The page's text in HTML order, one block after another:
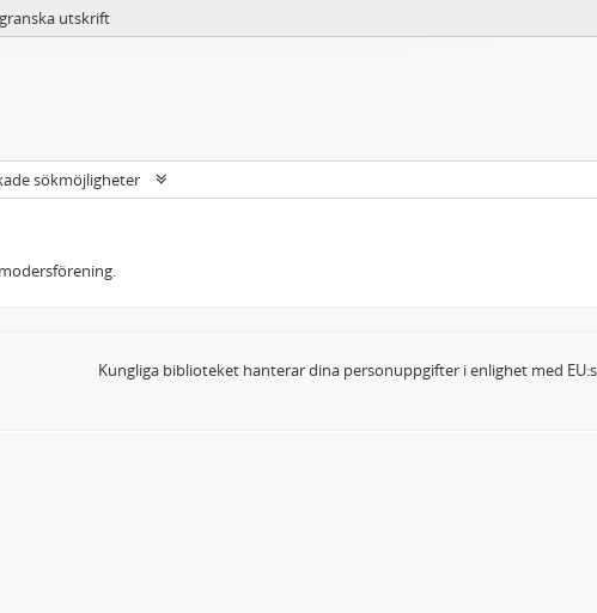
utskrift
sökmöjligheter
Kungliga biblioteket hanterar dina personuppgifter i enlighet med